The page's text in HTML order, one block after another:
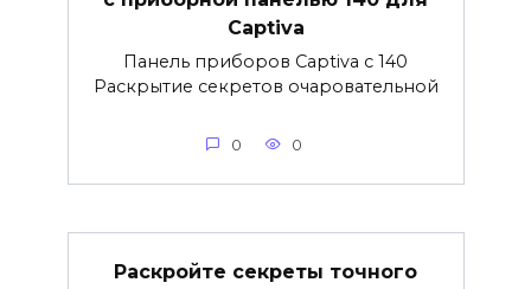
Captiva
Панель приборов Captiva с 140
Раскрытие секретов очаровательной
0 0
Раскройте секреты точного